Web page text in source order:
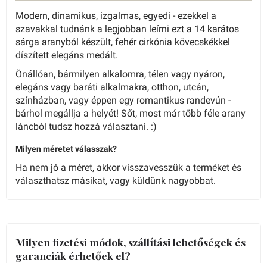
Modern, dinamikus, izgalmas, egyedi - ezekkel a
szavakkal tudnánk a legjobban leírni ezt a 14 karátos
sárga aranyból készült, fehér cirkónia kövecskékkel
díszített elegáns medált.
Önállóan, bármilyen alkalomra, télen vagy nyáron,
elegáns vagy baráti alkalmakra, otthon, utcán,
színházban, vagy éppen egy romantikus randevún -
bárhol megállja a helyét! Sőt, most már több féle arany
láncból tudsz hozzá választani. :)
Milyen méretet válasszak?
Ha nem jó a méret, akkor visszavesszük a terméket és
választhatsz másikat, vagy küldünk nagyobbat.
Milyen fizetési módok, szállítási lehetőségek és
garanciák érhetőek el?